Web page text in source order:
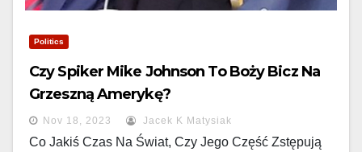
Politics
Czy Spiker Mike Johnson To Boży Bicz Na
Grzeszną Amerykę?
Nov 18, 2023 Jacek K Matysiak
Co Jakiś Czas Na Świat, Czy Jego Część Zstępują